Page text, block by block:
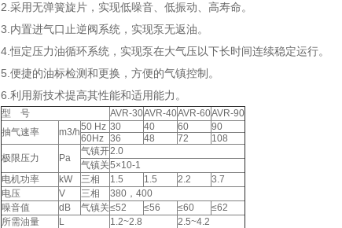
2.采用无弹簧旋片，实现低噪音、低振动、高寿命。
3.内置进气口止逆阀系统，实现泵无返油。
4.恒定压力油循环系统，实现泵在大气压以下长时间连续稳定运行。
5.便捷的油标检测和更换，方便的气镇控制。
6.利用新技术提高其性能和适用能力。
型 号 AVR-30AVR-40AVR-60AVR-90
抽气速率
m3/h50 Hz 30 40 60
90
60Hz 36 48 72
108
极限压力
Pa
气镇开2.0
气镇关5×10-1
电机功率
kW 三相 1.5 1.5 2.2
3.7
电压
V 三相
380，400
噪音值
dB 气镇关≤52 ≤56 ≤60
≤62
所需油量
L 1.2~2.8
2.5~4.2